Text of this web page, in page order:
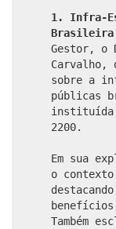
1. Infra-
Gestor, o
Carvalho,
sobre a
públicas
instituída
2200.
Em sua
o
Também